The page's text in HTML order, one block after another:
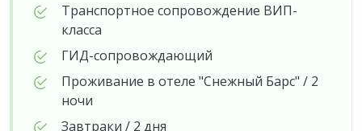
Транспортное сопровождение ВИП-
класса
ГИД-сопровождающий
Проживание в отеле "Снежный Барс" / 2
ночи
Завтраки / 2 дня